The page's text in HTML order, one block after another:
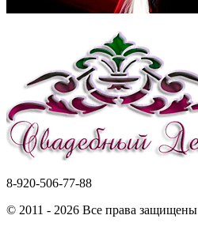
8-920-506-77-88
© 2011 - 2026 Все права защищены